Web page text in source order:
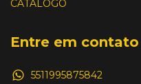
CATALOGO
Entre em contato
5511995875842